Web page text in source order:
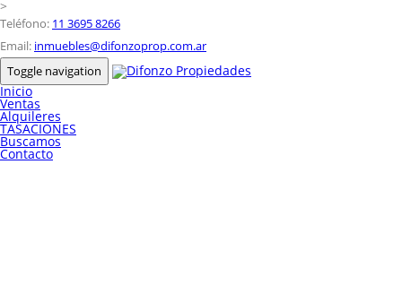
>
Teléfono: 11 3695 8266
Email: inmuebles@difonzoprop.com.ar
Toggle navigation
Inicio
Ventas
Alquileres
TASACIONES
Buscamos
Contacto